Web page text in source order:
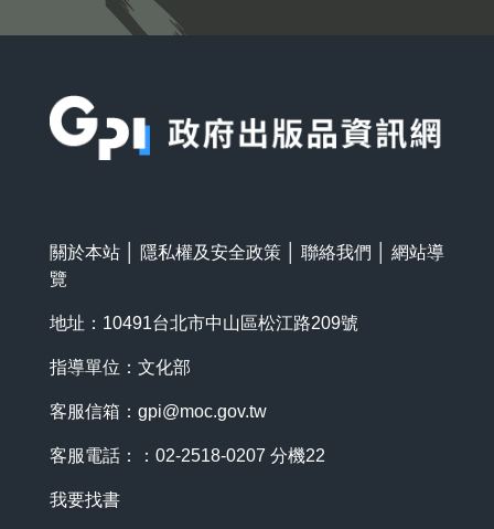
關於本站 隱私權及安全政策 聯絡我們
網站導
覽
地址：10491台北市中山區松江路209號
指導單位：文化部
客服信箱： gpi@moc.gov.tw
客服電話：：02-2518-0207 分機22
我要找書